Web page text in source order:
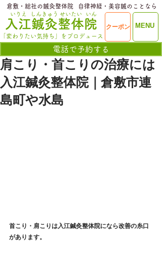
ME
​入江鍼灸整体院
いりえ
MENU
クーポン
電話で予約する
せいたい
しんきゅう いん
「変わりたい気持ち」をプロデュース
​倉敷・総社の鍼灸整体院 ​自律神経・美容鍼のことなら
肩こり・首こりの治療には
入江鍼灸整体院｜倉敷市連
島町や水島
首こり・肩こりは入江鍼灸整体院になら改善の糸口
があります。